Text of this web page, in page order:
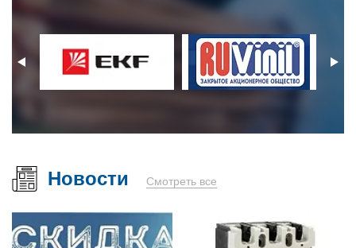
Новости Смотреть все